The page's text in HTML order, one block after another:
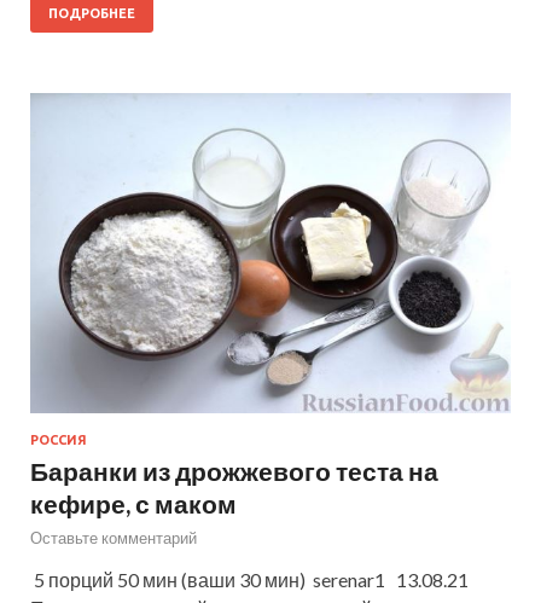
ПОДРОБНЕЕ
РОССИЯ
Баранки из дрожжевого теста на
кефире, с маком
Оставьте комментарий
5 порций 50 мин (ваши 30 мин) serenar1 13.08.21